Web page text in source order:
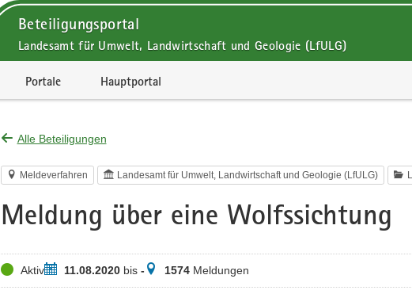
Beteiligungsportal
Landesamt für Umwelt, Landwirtschaft und Geologie (LfULG)
Portale Hauptportal
Alle Beteiligungen
Meldeverfahren Landesamt für Umwelt, Landwirtschaft und Geologie (LfULG)
Meldung über eine Wolfssichtung
StatusAktivZeitraum11.08.2020bis -Meldungen
1574Meldungen